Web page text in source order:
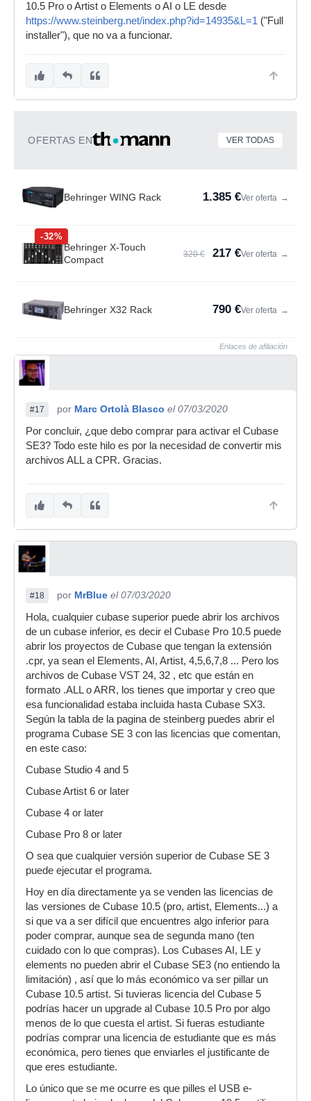
10.5 Pro o Artist o Elements o AI o LE desde
https://www.steinberg.net/index.php?id=14935&L=1 ("Full
installer"), que no va a funcionar.
OFERTAS EN VER TODAS
Behringer WING Rack 1.385 €Ver oferta →
-32%
Behringer X-Touch
Compact
320 € 217 €Ver oferta →
Behringer X32 Rack 790 €Ver oferta →
Enlaces de afiliación
#17 por Marc Ortolà Blasco el 07/03/2020
Por concluir, ¿que debo comprar para activar el Cubase
SE3? Todo este hilo es por la necesidad de convertir mis
archivos ALL a CPR. Gracias.
#18 por MrBlue el 07/03/2020
Hola, cualquier cubase superior puede abrir los archivos
de un cubase inferior, es decir el Cubase Pro 10.5 puede
abrir los proyectos de Cubase que tengan la extensión
.cpr, ya sean el Elements, AI, Artist, 4,5,6,7,8 ... Pero los
archivos de Cubase VST 24, 32 , etc que están en
formato .ALL o ARR, los tienes que importar y creo que
esa funcionalidad estaba incluida hasta Cubase SX3.
Según la tabla de la pagina de steinberg puedes abrir el
programa Cubase SE 3 con las licencias que comentan,
en este caso:
Cubase Studio 4 and 5
Cubase Artist 6 or later
Cubase 4 or later
Cubase Pro 8 or later
O sea que cualquier versión superior de Cubase SE 3
puede ejecutar el programa.
Hoy en día directamente ya se venden las licencias de
las versiones de Cubase 10.5 (pro, artist, Elements...) a
si que va a ser difícil que encuentres algo inferior para
poder comprar, aunque sea de segunda mano (ten
cuidado con lo que compras). Los Cubases AI, LE y
elements no pueden abrir el Cubase SE3 (no entiendo la
limitación) , así que lo más económico va ser pillar un
Cubase 10.5 artist. Si tuvieras licencia del Cubase 5
podrías hacer un upgrade al Cubase 10.5 Pro por algo
menos de lo que cuesta el artist. Si fueras estudiante
podrías comprar una licencia de estudiante que es más
económica, pero tienes que enviarles el justificante de
que eres estudiante.
Lo único que se me ocurre es que pilles el USB e-